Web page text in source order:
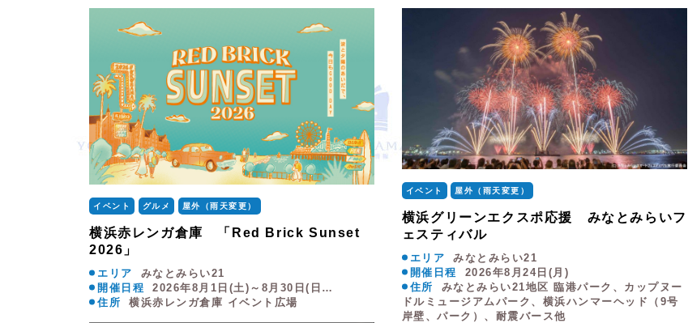
イベント グルメ 屋外（雨天変更）
横浜赤レンガ倉庫 「Red Brick Sunset
2026」
エリア
みなとみらい21
開催日程
2026年8月1日(土)～8月30日(日…
住所
横浜赤レンガ倉庫 イベント広場
イベント 屋外（雨天変更）
横浜グリーンエクスポ応援 みなとみらいフ
ェスティバル
エリア
みなとみらい21
開催日程
2026年8月24日(月)
住所
みなとみらい21地区 臨港パーク、カップヌー
ドルミュージアムパーク、横浜ハンマーヘッド（9号
岸壁、パーク）、耐震バース他